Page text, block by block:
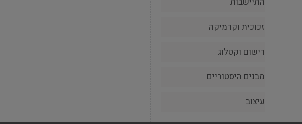
זכוכית וקרמיקה
רישום וקטלוג
מבנים היסטוריים
עיצוב